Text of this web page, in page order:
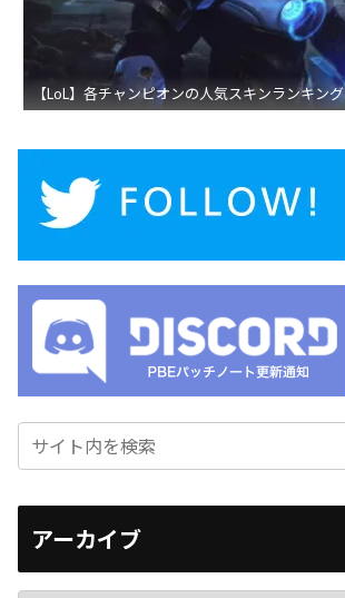
【LoL】各チャンピオンの人気スキンランキング
アーカイブ